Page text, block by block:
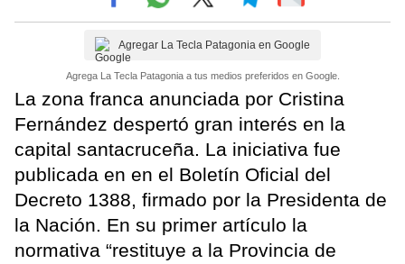
Agregar La Tecla Patagonia en Google
Agrega La Tecla Patagonia a tus medios preferidos en Google.
La zona franca anunciada por Cristina
Fernández despertó gran interés en la
capital santacruceña. La iniciativa fue
publicada en en el Boletín Oficial del
Decreto 1388, firmado por la Presidenta de
la Nación. En su primer artículo la
normativa “restituye a la Provincia de